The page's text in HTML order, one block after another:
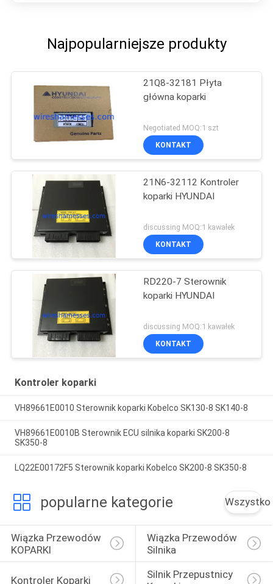
Najpopularniejsze produkty
21Q8-32181 Płyta
główna koparki
Negotiated MOQ:1 szt
KONTAKT
21N6-32112 Kontroler
koparki HYUNDAI
discussing MOQ:1 kawałek
KONTAKT
RD220-7 Sterownik
koparki HYUNDAI
discussing MOQ:1 kawałek
KONTAKT
Kontroler koparki
VH89661E0010 Sterownik koparki Kobelco SK130-8 SK140-8
VH89661E0010B Sterownik ECU silnika koparki SK200-8
SK350-8
LQ22E00172F5 Sterownik koparki Kobelco SK200-8 SK350-8
popularne kategorie Wszystko
Wiązka Przewodów
KOPARKI
Wiązka Przewodów
Silnika
Kontroler Koparki
Silnik Przepustnicy